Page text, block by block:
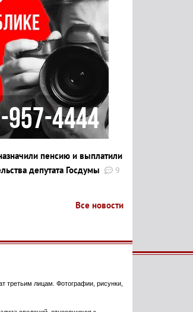
пенсию и выплатили
депутата Госдумы
9
Все новости
третьим лицам. Фотографии, рисунки,